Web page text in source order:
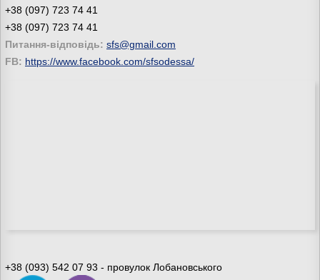
+38 (097) 723 74 41
+38 (097) 723 74 41
Питання-відповідь: sfs@gmail.com
FB: https://www.facebook.com/sfsodessa/
+38 (093) 542 07 93 - провулок Лобановського